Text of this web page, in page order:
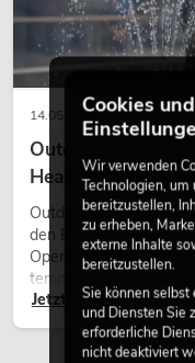
14.05.2026
Outdoor Moving-
Heads bei Events
Outdoor Moving-
den Einsatz im Freien.
Open-Air-Konzerten,
temporären
Jetzt lesen
Cookies
Wir verwenden
Technologien,
bereitzustellen,
zu erheben,
externe Inhalte
bereitzustellen.
Sie können
und Diensten Sie
erforderliche
nicht deaktiviert